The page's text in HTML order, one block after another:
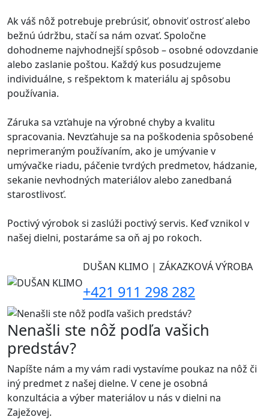
Ak váš nôž potrebuje prebrúsiť, obnoviť ostrosť alebo
bežnú údržbu, stačí sa nám ozvať. Spoločne
dohodneme najvhodnejší spôsob – osobné odovzdanie
alebo zaslanie poštou. Každý kus posudzujeme
individuálne, s rešpektom k materiálu aj spôsobu
používania.
Záruka sa vzťahuje na výrobné chyby a kvalitu
spracovania. Nevzťahuje sa na poškodenia spôsobené
neprimeraným používaním, ako je umývanie v
umývačke riadu, páčenie tvrdých predmetov, hádzanie,
sekanie nevhodných materiálov alebo zanedbaná
starostlivosť.
Poctivý výrobok si zaslúži poctivý servis. Keď vznikol v
našej dielni, postaráme sa oň aj po rokoch.
DUŠAN KLIMO | ZÁKAZKOVÁ VÝROBA
+421 911 298 282
Nenašli ste nôž podľa vašich
predstáv?
Napíšte nám a my vám radi vystavíme poukaz na nôž či
iný predmet z našej dielne. V cene je osobná
konzultácia a výber materiálov u nás v dielni na
Zaježovej.